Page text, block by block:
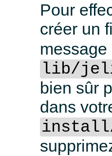
Pour
créer un
lib/
bien sûr
dans